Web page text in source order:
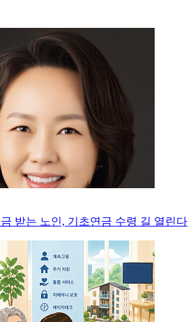
받는 노인, 기초연금 수령 길 열린다